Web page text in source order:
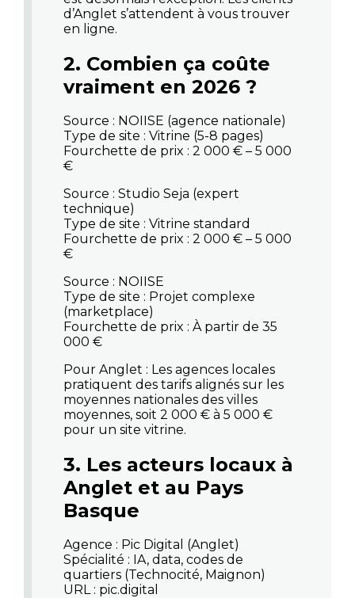
d’Anglet s’attendent à vous trouver
en ligne.
2. Combien ça coûte
vraiment en 2026 ?
Source : NOIISE (agence nationale)
Type de site : Vitrine (5-8 pages)
Fourchette de prix : 2 000 € – 5 000
€
Source : Studio Seja (expert
technique)
Type de site : Vitrine standard
Fourchette de prix : 2 000 € – 5 000
€
Source : NOIISE
Type de site : Projet complexe
(marketplace)
Fourchette de prix : À partir de 35
000 €
Pour Anglet : Les agences locales
pratiquent des tarifs alignés sur les
moyennes nationales des villes
moyennes, soit 2 000 € à 5 000 €
pour un site vitrine.
3. Les acteurs locaux à
Anglet et au Pays
Basque
Agence : Pic Digital (Anglet)
Spécialité : IA, data, codes de
quartiers (Technocité, Maignon)
URL : pic.digital